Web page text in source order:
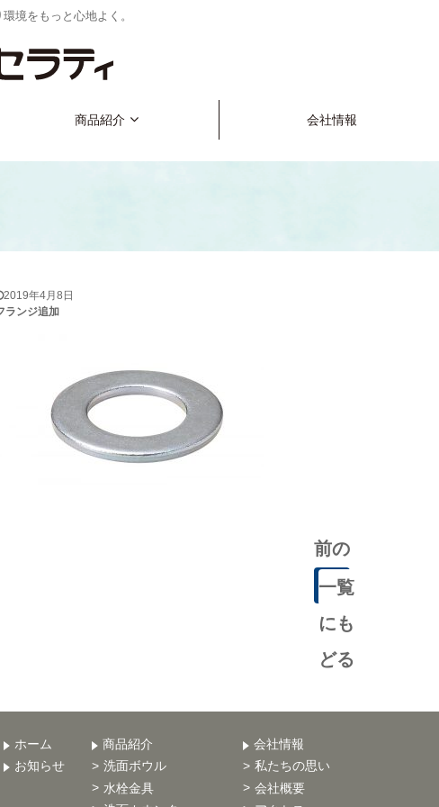
境をもっと心地よく。
商品紹介 会社情報
2019年4月8日
ランジ追加
前の
記事
一覧
にも
どる
ホーム
お知らせ
商品紹介
洗面ボウル
水栓金具
会社情報
私たちの思い
会社概要